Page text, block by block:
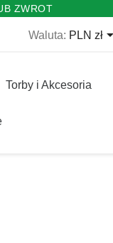
ZWROT
Waluta: PLN zł
Torby i Akcesoria